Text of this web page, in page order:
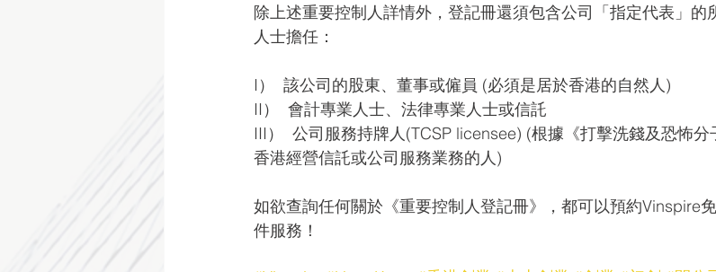
除上述重要控制人詳情外，登記冊還須包含公司「指定代表」的
人士擔任：
I）  該公司的股東、董事或僱員 (必須是居於香港的自然人)
II）  會計專業人士、法律專業人士或信託
III）  公司服務持牌人(TCSP licensee) (根據《打擊洗錢及恐怖
香港經營信託或公司服務業務的人)
如欲查詢任何關於《重要控制人登記冊》，都可以預約Vinspire
件服務！